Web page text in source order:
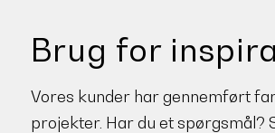
Brug for
Vores kunder har gennemført
projekter. Har du et spørgsmål?